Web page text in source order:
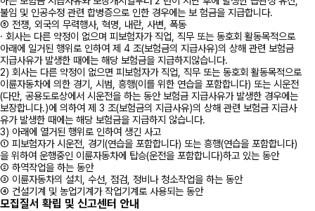
불임 및 인공수정 관련 합병증으로 인한 경우에는 보 험금을 지급합니다.
⑤ 전쟁, 외국의 무력행사, 혁명, 내란, 사변, 폭동
· 회사는 다른 약정이 없으며 피보험자가 직업, 직무 또는 동호회 활동목적으로
아래에 일거된 행위로 인하여 제 4 조(보험금의 지급사유)의 상해 관련 보험금
지급사유가 발생한 때에는 해당 보험금을 지급하지않습니다.
2) 회사는 다른 약정이 없으면 피보험자가 직업, 직무 또는 동호회 활동목적으로
이륜자동차에 의한 경기, 시범, 흥행(이를 위한 연습을 포함합니다) 또는 시운전
(다만, 공용도로상에서 시운전을 하는 동안 보험금 지급사유가 발생한 경우에는
보장합니다.)에 의하여 제 3 조(보험금의 지급사유)의 상해 관련 보험금 지급사
유가 발생한 때에는 해당 보험금을 지급하지 않습니다.
3) 아래에 열거된 행위로 인하여 생긴 사고
① 피보험자가 시운전, 경기(연습을 포함합니다) 또는 흥행(연습을 포함합니다)
을 위하여 운행중인 이륜자동차에 탑승(운전을 포함합니다)하고 있는 동안
② 하역작업을 하는 동안
③ 이륜자동차의 설치, 수선, 점검, 정비나 청소작업을 하는 동안
④ 건설기계 및 농업기계가 작업기계로 사용되는 동안
모집질서 확립 및 신고센터 안내